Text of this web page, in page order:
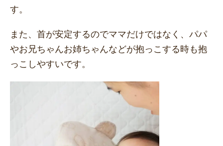
す。
また、首が安定するのでママだけではなく、パパ
やお兄ちゃんお姉ちゃんなどが抱っこする時も抱
っこしやすいです。